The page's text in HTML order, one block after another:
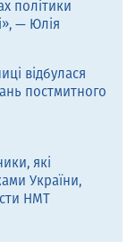
політики
— Юлія
відбулася
постмитного
які
України,
НМТ